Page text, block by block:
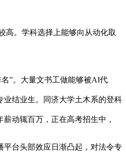
高。学科选择上能够向从动化取
”。大量文书工做能够被AI代
结业生。同济大学土木系的登科
动辄百万，正在高考招生中，
台头部效应日渐凸起，对法令专